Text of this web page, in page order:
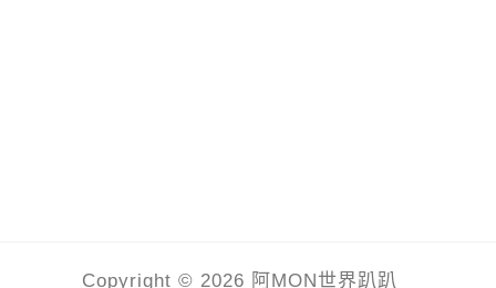
Copyright © 2026 阿MON世界趴趴